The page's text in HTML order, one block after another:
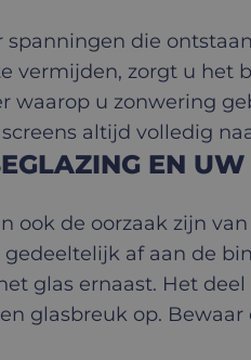
die
vermijden, zorgt u
waarop u zonwering
altijd volledig
EN
de oorzaak zijn
af aan de
glas ernaast. Het
glasbreuk op.